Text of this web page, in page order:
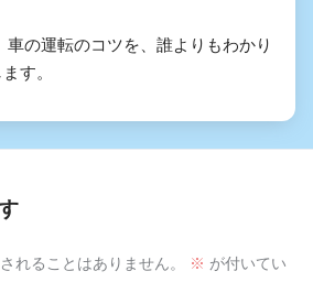
車の運転のコツを、誰よりもわかり
す。
れることはありません。 ※ が付いてい